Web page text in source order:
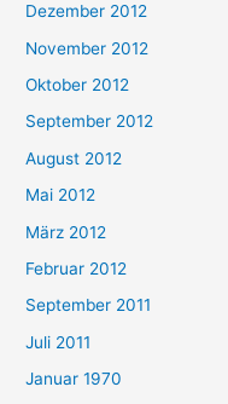
Dezember 2012
November 2012
Oktober 2012
September 2012
August 2012
Mai 2012
März 2012
Februar 2012
September 2011
Juli 2011
Januar 1970